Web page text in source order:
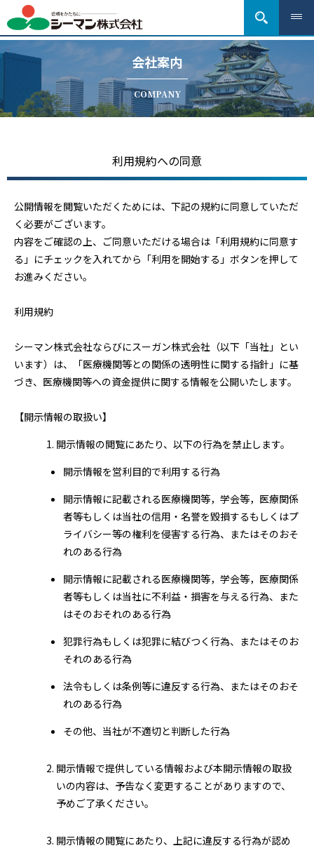
会社案内
COMPANY
利用規約への同意
公開情報を閲覧いただくためには、下記の規約に同意していただ
く必要がございます。
内容をご確認の上、ご同意いただける場合は「利用規約に同意す
る」にチェックを入れてから「利用を開始する」ボタンを押して
お進みください。
利用規約
シーマン株式会社ならびにスーガン株式会社（以下「当社」とい
います）は、「医療機関等との関係の透明性に関する指針」に基
づき、医療機関等への資金提供に関する情報を公開いたします。
【開示情報の取扱い】
開示情報の閲覧にあたり、以下の行為を禁止します。
開示情報を営利目的で利用する行為
開示情報に記載される医療機関等，学会等，医療関係
者等もしくは当社の信用・名誉を毀損するもしくはプ
ライバシー等の権利を侵害する行為、またはそのおそ
れのある行為
開示情報に記載される医療機関等，学会等，医療関係
者等もしくは当社に不利益・損害を与える行為、また
はそのおそれのある行為
犯罪行為もしくは犯罪に結びつく行為、またはそのお
それのある行為
法令もしくは条例等に違反する行為、またはそのおそ
れのある行為
その他、当社が不適切と判断した行為
開示情報で提供している情報および本開示情報の取扱
いの内容は、予告なく変更することがありますので、
予めご了承ください。
開示情報の閲覧にあたり、上記に違反する行為が認め